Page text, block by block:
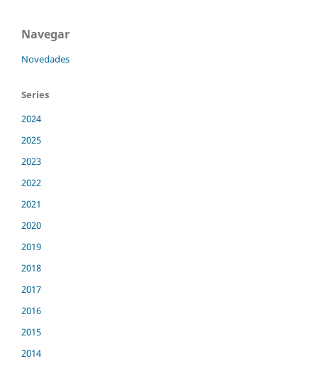
Navegar
Novedades
Series
2024
2025
2023
2022
2021
2020
2019
2018
2017
2016
2015
2014